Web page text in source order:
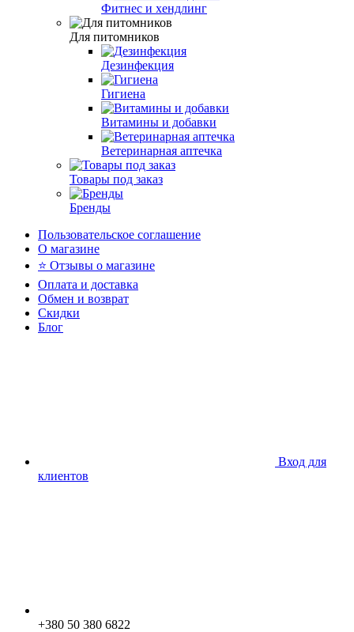
Фитнес и хендлинг
Для питомников
Дезинфекция
Гигиена
Витамины и добавки
Ветеринарная аптечка
Товары под заказ
Бренды
Пользовательское соглашение
О магазине
⭐️ Отзывы о магазине
Оплата и доставка
Обмен и возврат
Скидки
Блог
Вход для
клиентов
+380 50 380 6822